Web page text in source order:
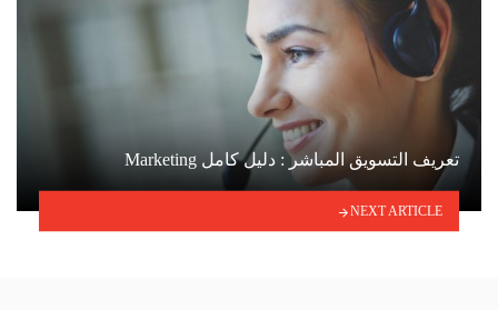
تعريف التسويق المباشر : دليل كامل Marketing
NEXT ARTICLE